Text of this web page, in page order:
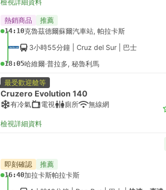
檢視詳細資料
熱銷商品 推薦
14:10克魯茲德爾蘇爾汽車站, 帕拉卡斯
3小時55分鐘 | Cruz del Sur 巴士
18:05哈維爾·普拉多, 秘魯利馬
最受歡迎艙等
Cruzero Evolution 140
有冷氣 電視 廁所 無線網
檢視詳細資料
即刻確認 推薦
16:40加拉卡斯帕拉卡斯